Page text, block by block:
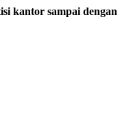
kantor sampai dengan